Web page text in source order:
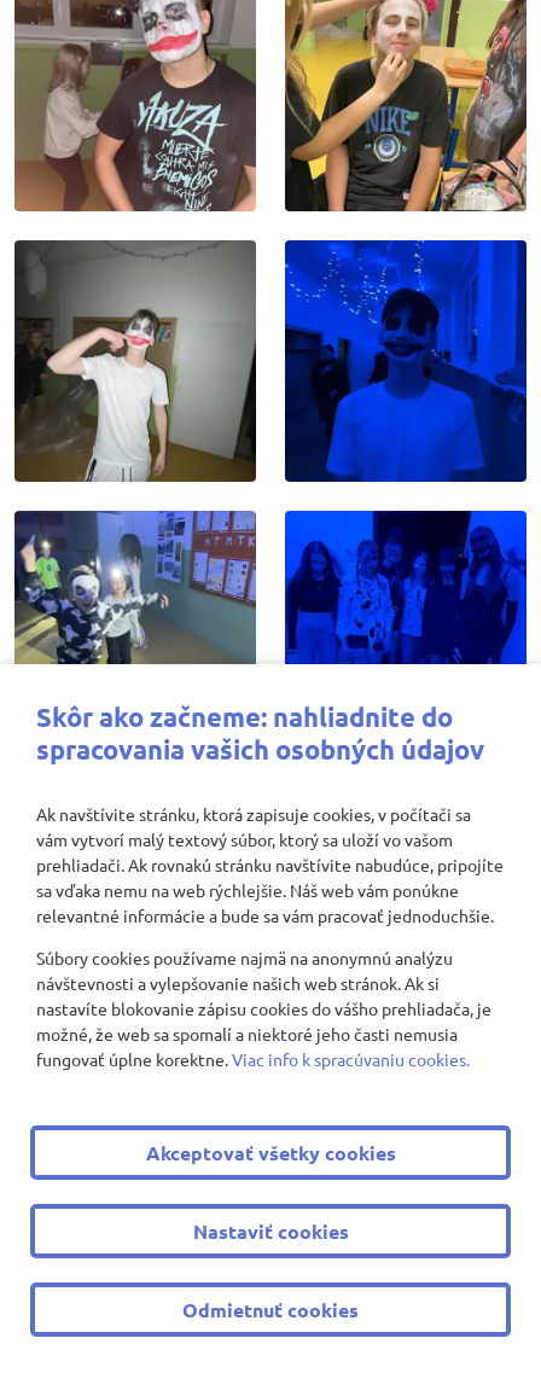
Projekty
Skôr ako začneme: nahliadnite do
spracovania vašich osobných údajov
Ak navštívite stránku, ktorá zapisuje cookies, v počítači sa
vám vytvorí malý textový súbor, ktorý sa uloží vo vašom
prehliadači. Ak rovnakú stránku navštívite nabudúce, pripojíte
sa vďaka nemu na web rýchlejšie. Náš web vám ponúkne
relevantné informácie a bude sa vám pracovať jednoduchšie.
Súbory cookies používame najmä na anonymnú analýzu
návštevnosti a vylepšovanie našich web stránok. Ak si
nastavíte blokovanie zápisu cookies do vášho prehliadača, je
možné, že web sa spomalí a niektoré jeho časti nemusia
fungovať úplne korektne.Viac info k spracúvaniu cookies.
Akceptovať všetky cookies
Nastaviť cookies
Odmietnuť cookies